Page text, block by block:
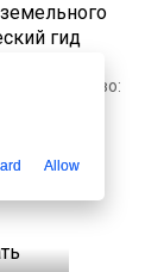
гид
Allow